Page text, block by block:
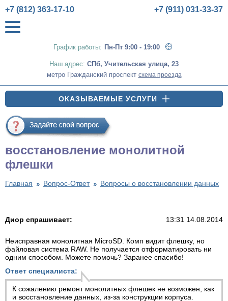
График работы: Пн-Пт 9:00 - 19:00
+7 (812) 363-17-10 +7 (911) 031-33-37
Наш адрес: СПб, Учительская улица, 23
метро Гражданский проспект схема проезда
ОКАЗЫВАЕМЫЕ УСЛУГИ
восстановление монолитной
флешки
Главная Вопрос-Ответ Вопросы о восстановлении данных
Диор спрашивает: 13:31 14.08.2014
Неисправная монолитная MicroSD. Комп видит флешку, но
файловая система RAW. Не получается отформатировать ни
одним способом. Можете помочь? Заранее спасибо!
Ответ специалиста:
К сожалению ремонт монолитных флешек не возможен, как
и восстановление данных, из-за конструкции корпуса.